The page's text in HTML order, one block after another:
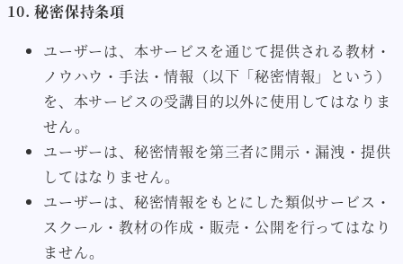
10. 秘密保持条項
ユーザーは、本サービスを通じて提供される教材・
ノウハウ・手法・情報（以下「秘密情報」という）
を、本サービスの受講目的以外に使用してはなりま
せん。
ユーザーは、秘密情報を第三者に開示・漏洩・提供
してはなりません。
ユーザーは、秘密情報をもとにした類似サービス・
スクール・教材の作成・販売・公開を行ってはなり
ません。